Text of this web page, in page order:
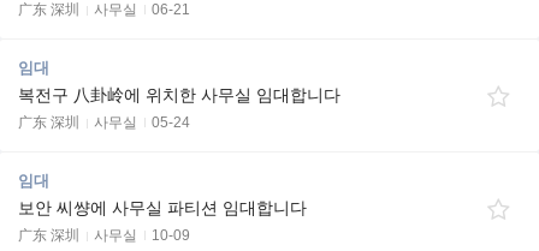
广东 深圳 사무실 06-21
임대
복전구 八卦岭에 위치한 사무실 임대합니다
广东 深圳 사무실 05-24
임대
보안 씨썅에 사무실 파티션 임대합니다
广东 深圳 사무실 10-09